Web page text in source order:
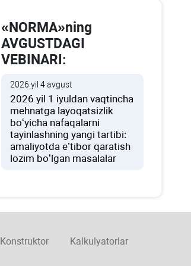
«NORMA»ning
AVGUSTDAGI
VEBINARI:
2026 yil 4 avgust
2026 yil 1 iyuldan vaqtincha
mehnatga layoqatsizlik
boʻyicha nafaqalarni
tayinlashning yangi tartibi:
amaliyotda e’tibor qaratish
lozim boʻlgan masalalar
Konstruktor Kalkulyatorlar